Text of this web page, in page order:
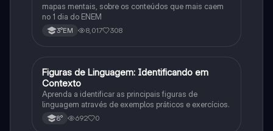
mapas mentais, sobre os conteúdos que mais caem
no 1 dia do ENEM
3°EM 8,017 308
FPortuguês
Figuras de Linguagem: Identificando em
Contexto
Aprenda a identificar as principais figuras de
linguagem através de exemplos práticos e exercícios.
8° 692 0